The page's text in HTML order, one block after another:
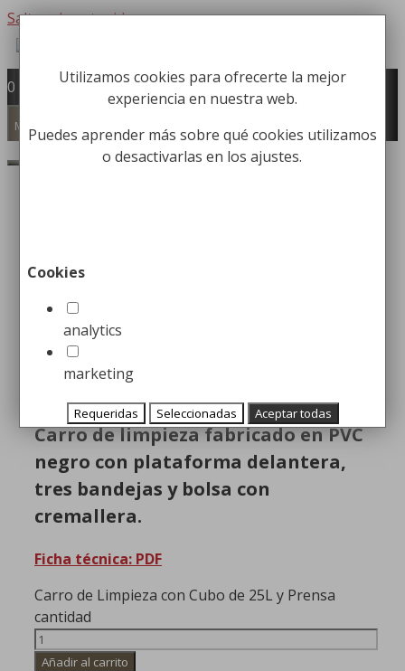
Saltar al contenido
Fabricación y comercialización de
equipamiento para la higiene industrial
Búsqueda de productos
0
Menú
Carro de Limpieza con
Cubo de 25L y Prensa
Carro de limpieza fabricado en PVC
negro con plataforma delantera,
tres bandejas y bolsa con
cremallera.
Ficha técnica: PDF
Carro de Limpieza con Cubo de 25L y Prensa
cantidad
Añadir al carrito
Utilizamos cookies para ofrecerte la mejor
experiencia en nuestra web.
Puedes aprender más sobre qué cookies utilizamos
o desactivarlas en los ajustes.
Cookies
analytics
marketing
Requeridas Seleccionadas Aceptar todas